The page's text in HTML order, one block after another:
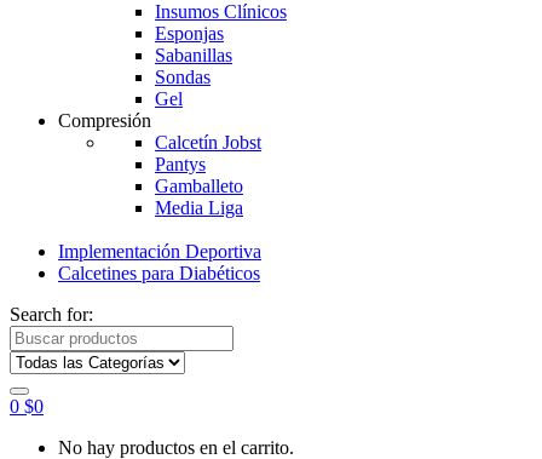
Insumos Clínicos
Esponjas
Sabanillas
Sondas
Gel
Compresión
Calcetín Jobst
Pantys
Gamballeto
Media Liga
Implementación Deportiva
Calcetines para Diabéticos
Search for:
0 $0
No hay productos en el carrito.